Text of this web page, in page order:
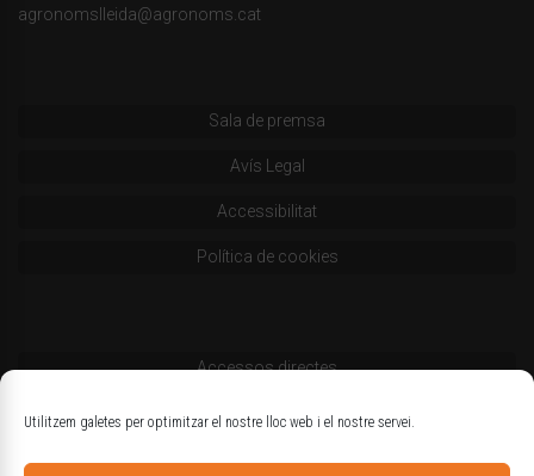
Utilitzem galetes per optimitzar el nostre lloc web i el nostre servei.
agronomslleida@agronoms.cat
Sala de premsa
Avís Legal
Accessibilitat
Política de cookies
Accessos directes
Codi deontològic
Estatuts